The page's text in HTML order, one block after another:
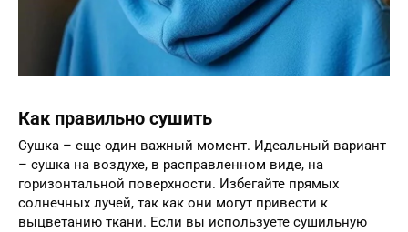
Как правильно сушить
Сушка – еще один важный момент. Идеальный вариант
– сушка на воздухе, в расправленном виде, на
горизонтальной поверхности. Избегайте прямых
солнечных лучей, так как они могут привести к
выцветанию ткани. Если вы используете сушильную